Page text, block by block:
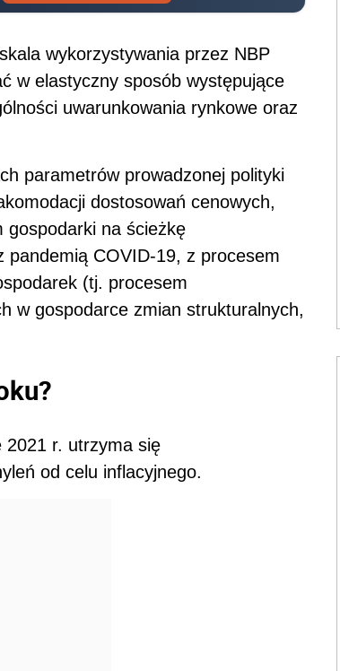
wykorzystywania przez NBP
w elastyczny sposób występujące
uwarunkowania rynkowe oraz
parametrów prowadzonej polityki
dostosowań cenowych,
gospodarki na ścieżkę
pandemią COVID-19, z procesem
(tj. procesem
w gospodarce zmian strukturalnych,
2021 r. utrzyma się
od celu inflacyjnego.